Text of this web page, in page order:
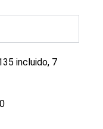
incluido, 7